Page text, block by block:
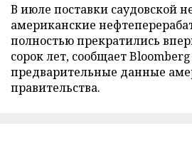
В июле поставки саудовской
американские
полностью прекратились
сорок лет, сообщает
предварительные данные
правительства.